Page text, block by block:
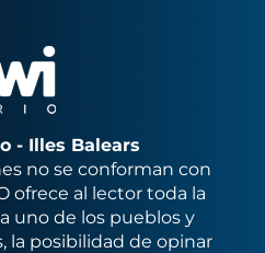
- Illes Balears
no se conforman con
ofrece al lector toda la
uno de los pueblos y
la posibilidad de opinar